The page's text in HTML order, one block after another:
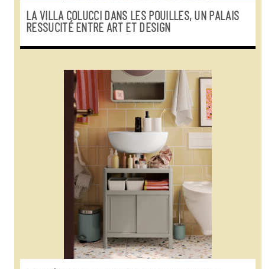
LA VILLA COLUCCI DANS LES POUILLES, UN PALAIS
RESSUCITÉ ENTRE ART ET DESIGN